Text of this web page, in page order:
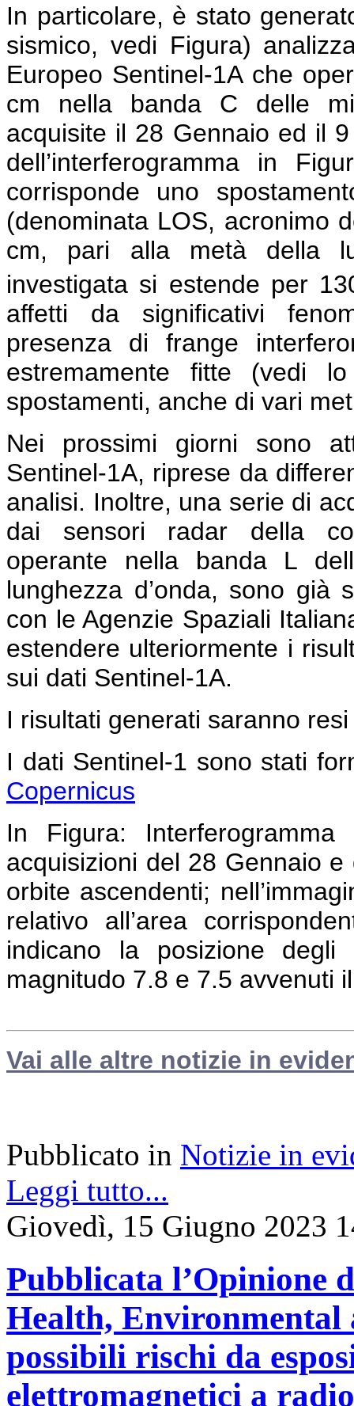
In particolare, è stato
sismico, vedi Figura)
Europeo Sentinel-1A che
cm nella banda C delle
acquisite il 28 Gennaio ed il
dell’interferogramma in
corrisponde uno
(denominata LOS, acronimo
cm, pari alla metà della
investigata si estende per
affetti da significativi
presenza di frange
estremamente fitte (vedi
spostamenti, anche di vari
Nei prossimi giorni sono
Sentinel-1A, riprese da
analisi. Inoltre, una serie di
dai sensori radar della
operante nella banda L
lunghezza d’onda, sono già
con le Agenzie Spaziali
estendere ulteriormente i
sui dati Sentinel-1A.
I risultati generati saranno
I dati Sentinel-1 sono stati
Copernicus
In Figura:
acquisizioni del 28 Gennaio
orbite ascendenti;
relativo all’area
indicano la posizione
magnitudo 7.8 e 7.5 avvenuti
Vai alle altre notizie in
Pubblicato in Notizie in
Leggi tutto...
Giovedì, 15 Giugno 2023
Pubblicata l’Opinione
Health, Environmental
possibili rischi da
elettromagnetici a